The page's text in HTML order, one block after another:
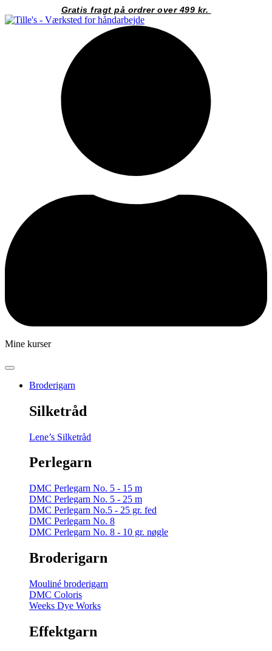
til
Gratis fragt på ordrer over 499 kr.
Mine kurser
Broderigarn
Silketråd
Lene’s Silketråd
Perlegarn
DMC Perlegarn No. 5 - 15 m
DMC Perlegarn No. 5 - 25 m
DMC Perlegarn No.5 - 25 gr. fed
DMC Perlegarn No. 8
DMC Perlegarn No. 8 - 10 gr. nøgle
Broderigarn
Mouliné broderigarn
DMC Coloris
Weeks Dye Works
Effektgarn